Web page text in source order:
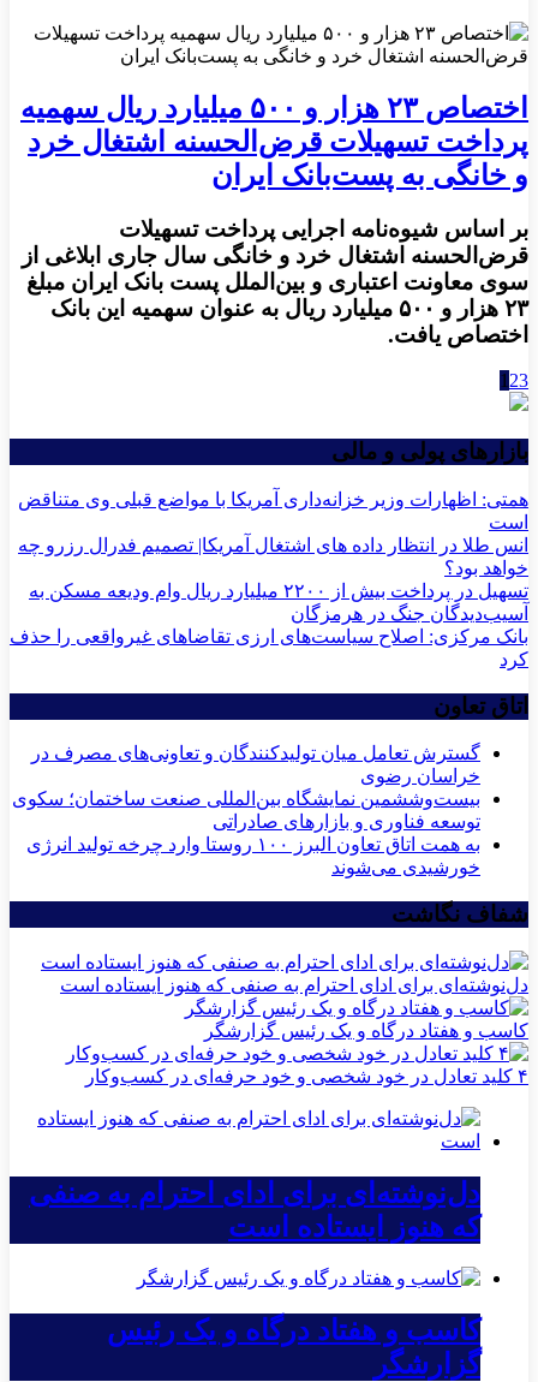
اختصاص ۲۳ هزار و ۵۰۰ میلیارد ریال سهمیه
پرداخت تسهیلات قرض‌الحسنه اشتغال خرد
و خانگی به پست‌بانک ایران
بر اساس شیوه‌نامه اجرایی پرداخت تسهیلات
قرض‌الحسنه اشتغال خرد و خانگی سال جاری ابلاغی از
سوی معاونت اعتباری و بین‌الملل پست بانک ایران مبلغ
۲۳ هزار و ۵۰۰ میلیارد ریال به عنوان سهمیه این بانک
اختصاص یافت.
1 23
بازارهای پولی و مالی
همتی: اظهارات وزیر خزانه‌داری آمریکا با مواضع قبلی وی متناقض
است
انس طلا در انتظار داده های اشتغال آمریکا| تصمیم فدرال رزرو چه
خواهد بود؟
تسهیل در پرداخت بیش از ۲۲۰۰ میلیارد ریال وام ودیعه مسکن به
آسیب‌دیدگان جنگ در هرمزگان
بانک مرکزی: اصلاح سیاست‌های ارزی تقاضاهای غیرواقعی را حذف
کرد
اتاق تعاون
گسترش تعامل میان تولیدکنندگان و تعاونی‌های مصرف در
خراسان رضوی
بیست‌وششمین نمایشگاه بین‌المللی صنعت ساختمان؛ سکوی
توسعه فناوری و بازارهای صادراتی
به همت اتاق تعاون البرز ۱۰۰ روستا وارد چرخه تولید انرژی
خورشیدی می‌شوند
شفاف نگاشت
دل‌نوشته‌ای برای ادای احترام به صنفی که هنوز ایستاده است
کاسب و هفتاد درگاه و یک رئیس گزارشگر
۴ کلید تعادل در خود شخصی و خود حرفه‌ای در کسب‌وکار
دل‌نوشته‌ای برای ادای احترام به صنفی
که هنوز ایستاده است
کاسب و هفتاد درگاه و یک رئیس
گزارشگر